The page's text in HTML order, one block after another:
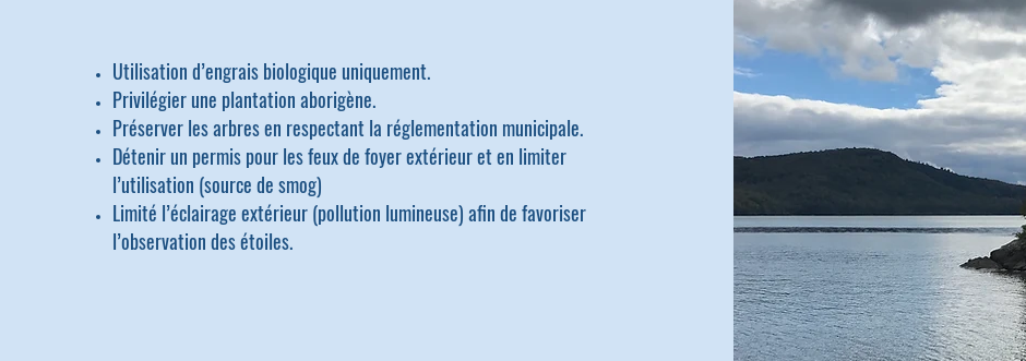
Utilisation d’engrais biologique uniquement.
Privilégier une plantation aborigène.
Préserver les arbres en respectant la réglementation municipale.
Détenir un permis pour les feux de foyer extérieur et en limiter
l’utilisation (source de smog)
Limité l’éclairage extérieur (pollution lumineuse) afin de favoriser
l’observation des étoiles.